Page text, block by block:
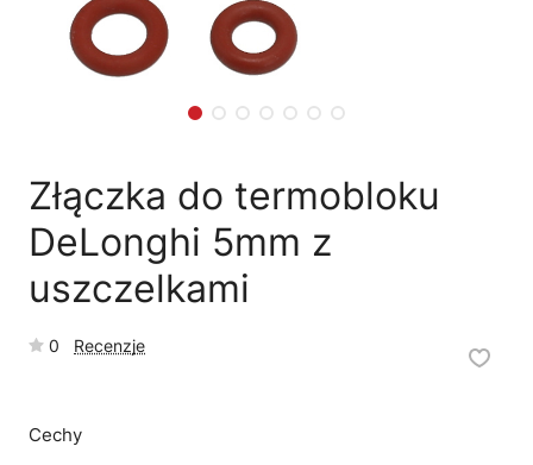
Złączka do termobloku
DeLonghi 5mm z
uszczelkami
0 Recenzje
Cechy
Ile kosztuje naprawa?
Szukam części
Jak kupić w sklepie? 🧴Odkamienianie